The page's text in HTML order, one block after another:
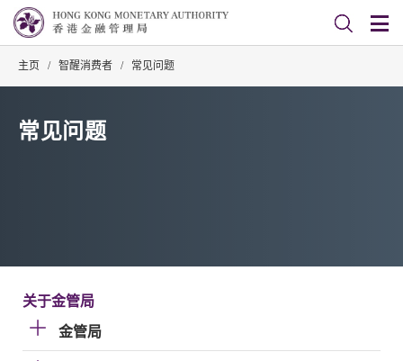
主页 / 智醒消费者 / 常见问题
常见问题
关于金管局
金管局